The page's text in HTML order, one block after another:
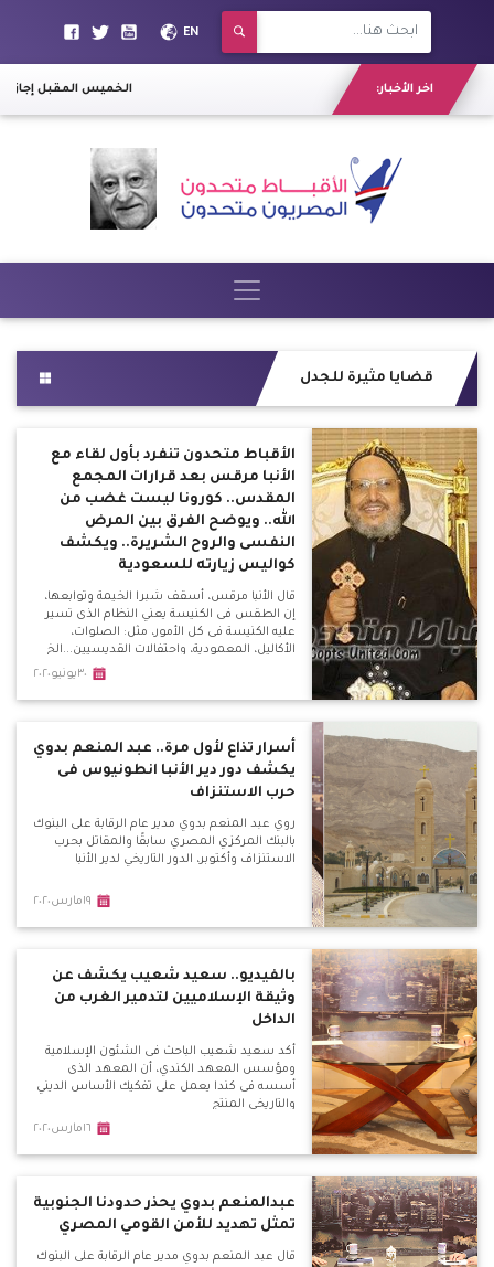
EN
اخر الأخبار: الخميس المقبل إجازة رسمية
قضايا مثيرة للجدل
الأقباط متحدون تنفرد بأول لقاء مع
الأنبا مرقس بعد قرارات المجمع
المقدس.. كورونا ليست غضب من
الله.. ويوضح الفرق بين المرض
النفسى والروح الشريرة.. ويكشف
كواليس زيارته للسعودية
قال الأنبا مرقس، أسقف شبرا الخيمة وتوابعها،
إن الطقس فى الكنيسة يعني النظام الذى تسير
عليه الكنيسة فى كل الأمور، مثل: الصلوات،
الأكاليل، المعمودية، واحتفالات القديسيين...الخ
٣٠يونيو٢٠٢٠
أسرار تذاع لأول مرة.. عبد المنعم بدوي
يكشف دور دير الأنبا انطونيوس فى
حرب الاستنزاف
روي عبد المنعم بدوي مدير عام الرقابة على البنوك
بالبنك المركزي المصري سابقًا والمقاتل بحرب
الاستنزاف وأكتوبر، الدور التاريخي لدير الأنبا
١٩مارس٢٠٢٠
بالفيديو.. سعيد شعيب يكشف عن
وثيقة الإسلاميين لتدمير الغرب من
الداخل
أكد سعيد شعيب الباحث فى الشئون الإسلامية
ومؤسس المعهد الكندي، أن المعهد الذى
أسسه فى كندا يعمل على تفكيك الأساس الديني
والتاريخي المنتج
١٦مارس٢٠٢٠
عبدالمنعم بدوي يحذر حدودنا الجنوبية
تمثل تهديد للأمن القومي المصري
قال عبد المنعم بدوي مدير عام الرقابة على البنوك